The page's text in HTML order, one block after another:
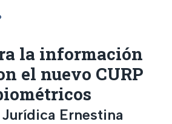
la información
el nuevo CURP
Ernestina